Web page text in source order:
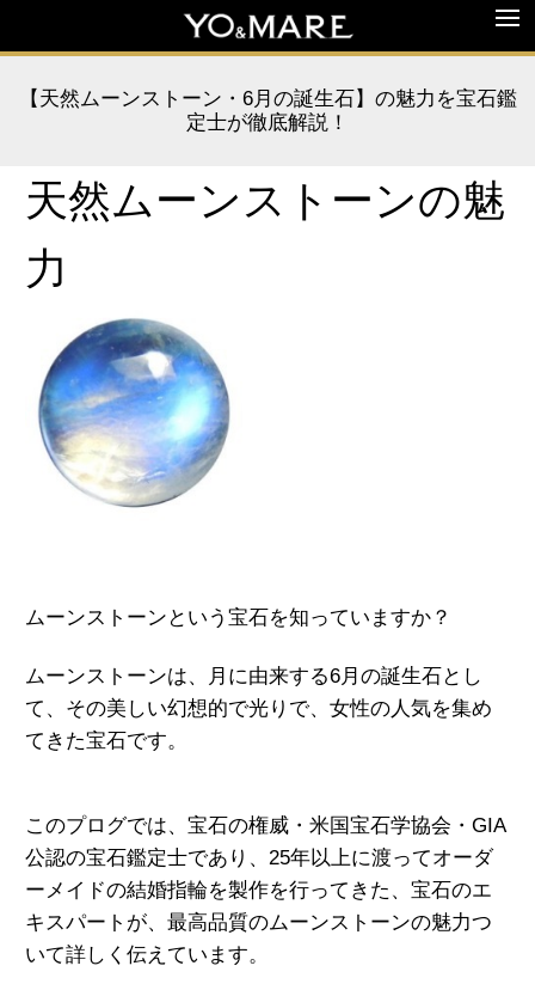
【天然ムーンストーン・6月の誕生石】の魅力を宝石鑑
定士が徹底解説！
天然ムーンストーンの魅
力
ムーンストーンという宝石を知っていますか？
ムーンストーンは、月に由来する6月の誕生石とし
て、その美しい幻想的で光りで、女性の人気を集め
てきた宝石です。
このプログでは、宝石の権威・米国宝石学協会・GIA
公認の宝石鑑定士であり、25年以上に渡ってオーダ
ーメイドの結婚指輪を製作を行ってき た、宝石のエ
キスパート が、最高品質のムーンストーンの魅力つ
いて詳しく伝えています。